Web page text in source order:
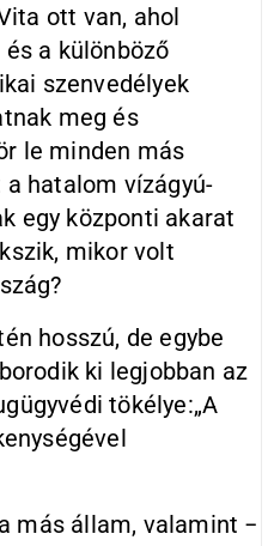
ott van, ahol
a különböző
szenvedélyek
meg és
le minden más
hatalom vízágyú-
egy központi akarat
mikor volt
hosszú, de egybe
ki legjobban az
tökélye:„A
más állam, valamint −